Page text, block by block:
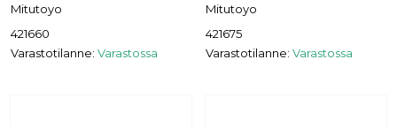
Mitutoyo
421660
Varastotilanne: Varastossa
Mitutoyo
421675
Varastotilanne: Varastossa